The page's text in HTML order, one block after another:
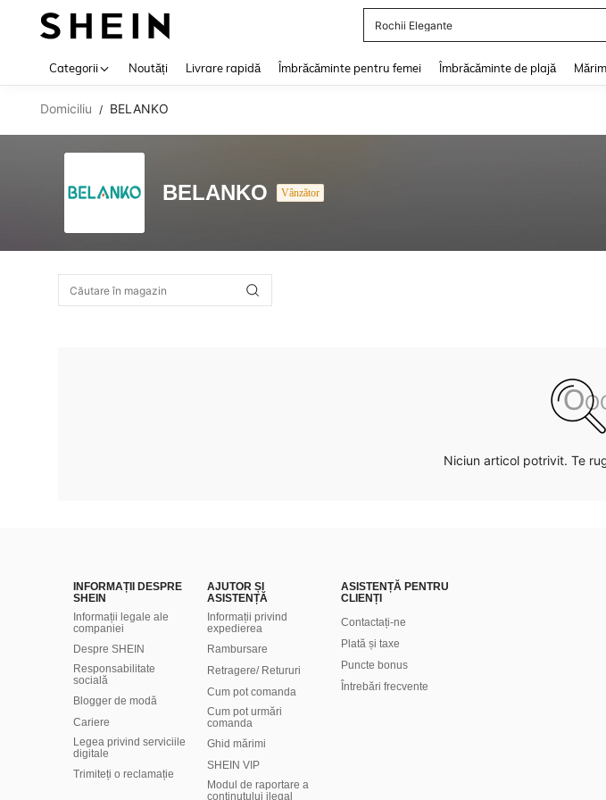
Rochii Elegante
Categorii Noutăți Livrare rapidă Îmbrăcăminte pentru femei Îmbrăcăminte de plajă
Domiciliu / BELANKO
BELANKO Vânzător
Niciun articol potrivit. Te
INFORMAȚII DESPRE
SHEIN
Informații legale ale
companiei
Despre SHEIN
Responsabilitate
socială
Blogger de modă
Cariere
Legea privind serviciile
digitale
Trimiteți o reclamație
AJUTOR ȘI
ASISTENȚĂ
Informații privind
expedierea
Rambursare
Retragere/ Retururi
Cum pot comanda
Cum pot urmări
comanda
Ghid mărimi
SHEIN VIP
Modul de raportare a
conținutului ilegal
ASISTENȚĂ PENTRU
CLIENȚI
Contactați-ne
Plată și taxe
Puncte bonus
Întrebări frecvente